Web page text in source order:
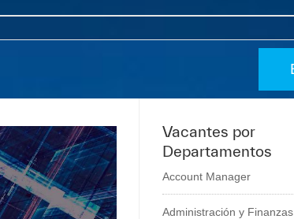
Vacantes por
Departamentos
Account Manager
Administración y Finanzas